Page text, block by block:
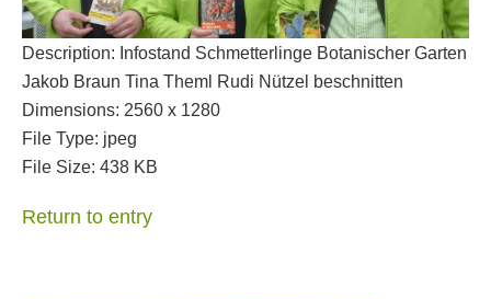
Description: Infostand Schmetterlinge Botanischer Garten
Jakob Braun Tina Theml Rudi Nützel beschnitten
Dimensions: 2560 x 1280
File Type: jpeg
File Size: 438 KB
Return to entry